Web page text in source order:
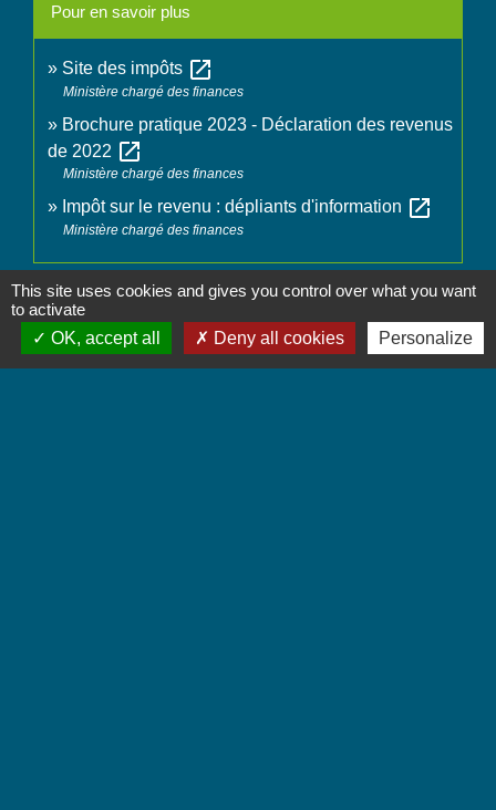
Pour en savoir plus
Site des impôts open_in_new
Ministère chargé des finances
Brochure pratique 2023 - Déclaration des revenus
de 2022 open_in_new
Ministère chargé des finances
Impôt sur le revenu : dépliants d'information open_in_new
Ministère chargé des finances
Signaler une erreur sur cette page
This site uses cookies and gives you control over what you want
to activate
OK, accept all
Deny all cookies Personalize